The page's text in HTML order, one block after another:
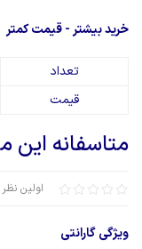
متاسفانه این
اولین
ویژگی گارانتی
خرید بیشتر - قیمت کمتر
تعداد
قیمت